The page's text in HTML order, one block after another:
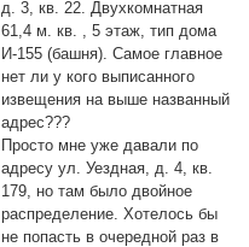
д. 3, кв. 22. Двухкомнатная
61,4 м. кв. , 5 этаж, тип дома
И-155 (башня). Самое главное
нет ли у кого выписанного
извещения на выше названный
адрес???
Просто мне уже давали по
адресу ул. Уездная, д. 4, кв.
179, но там было двойное
распределение. Хотелось бы
не попасть в очередной раз в